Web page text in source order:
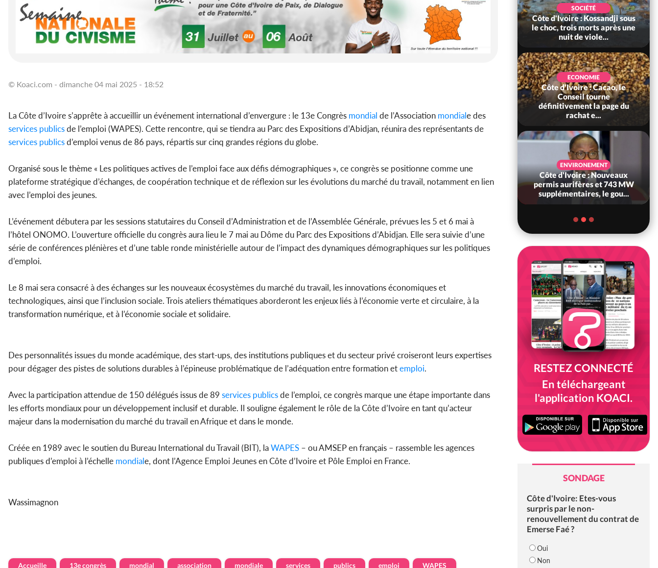
© Koaci.com - dimanche 04 mai 2025 - 18:52
La Côte d’Ivoire s’apprête à accueillir un événement international d’envergure : le 13e Congrès mondial de l’Association mondiale des
services publicsde l’emploi (WAPES). Cette rencontre, qui se tiendra au Parc des Expositions d’Abidjan, réunira des représentants de
services publicsd’emploi venus de 86 pays, répartis sur cinq grandes régions du globe.
Organisé sous le thème « Les politiques actives de l’emploi face aux défis démographiques », ce congrès se positionne comme une
plateforme stratégique d’échanges, de coopération technique et de réflexion sur les évolutions du marché du travail, notamment en lien
avec l’emploi des jeunes.
L’événement débutera par les sessions statutaires du Conseil d’Administration et de l’Assemblée Générale, prévues les 5 et 6 mai à
l’hôtel ONOMO. L’ouverture officielle du congrès aura lieu le 7 mai au Dôme du Parc des Expositions d’Abidjan. Elle sera suivie d’une
série de conférences plénières et d’une table ronde ministérielle autour de l’impact des dynamiques démographiques sur les politiques
d’emploi.
Le 8 mai sera consacré à des échanges sur les nouveaux écosystèmes du marché du travail, les innovations économiques et
technologiques, ainsi que l’inclusion sociale. Trois ateliers thématiques aborderont les enjeux liés à l’économie verte et circulaire, à la
transformation numérique, et à l’économie sociale et solidaire.
Des personnalités issues du monde académique, des start-ups, des institutions publiques et du secteur privé croiseront leurs expertises
pour dégager des pistes de solutions durables à l’épineuse problématique de l’adéquation entre formation etemploi.
Avec la participation attendue de 150 délégués issus de 89 services publicsde l’emploi, ce congrès marque une étape importante dans
les efforts mondiaux pour un développement inclusif et durable. Il souligne également le rôle de la Côte d’Ivoire en tant qu’acteur
majeur dans la modernisation du marché du travail en Afrique et dans le monde.
Créée en 1989 avec le soutien du Bureau International du Travail (BIT), laWAPES – ou AMSEP en français – rassemble les agences
publiques d’emploi à l’échelle mondiale, dont l’Agence Emploi Jeunes en Côte d’Ivoire et Pôle Emploi en France.
Wassimagnon
Accueille 13e congrès mondial association mondiale services publics emploi WAPES
POLITIQUE
Côte d'Ivoire : Indépendance
2026, Yopougon coeur
battant de la célébration...
gouvernement valide six dé...
Côte d'Ivoire : Réforme
sanitaire, le gouvernement
SOCIÉTÉ
Côte d'Ivoire : Kossandji sous
le choc, trois morts après une
nuit de viole...
ECONOMIE
Côte d'Ivoire : Cacao, le
Conseil tourne
définitivement la page du
rachat e...
ENVIRONEMENT
Côte d'Ivoire : Nouveaux
permis aurifères et 743 MW
supplémentaires, le gou...
RESTEZ CONNECTÉ
En téléchargeant
l'application KOACI.
SONDAGE
Côte d'Ivoire: Etes-vous
surpris par le non-
renouvellement du contrat de
Emerse Faé ?
Oui
Non